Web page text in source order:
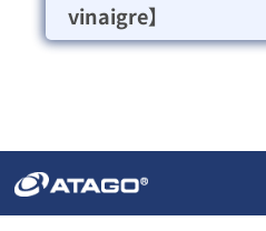
vinaigre】